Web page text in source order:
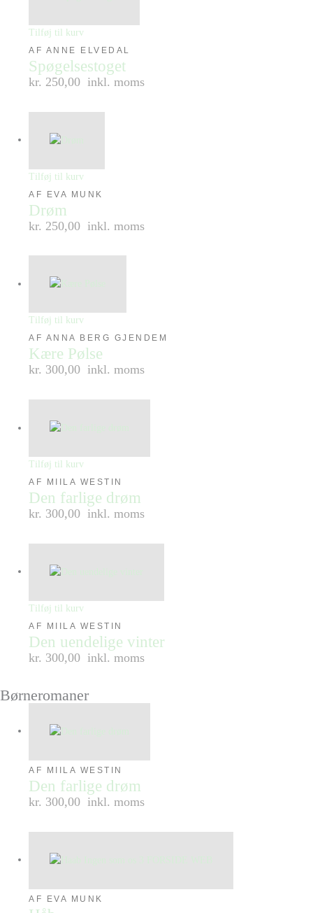
Tilføj til kurv
AF ANNE ELVEDAL
Spøgelsestoget
kr. 250,00 inkl. moms
Tilføj til kurv
AF EVA MUNK
Drøm
kr. 250,00 inkl. moms
Tilføj til kurv
AF ANNA BERG GJENDEM
Kære Pølse
kr. 300,00 inkl. moms
Tilføj til kurv
AF MIILA WESTIN
Den farlige drøm
kr. 300,00 inkl. moms
Tilføj til kurv
AF MIILA WESTIN
Den uendelige vinter
kr. 300,00 inkl. moms
Børneromaner
AF MIILA WESTIN
Den farlige drøm
kr. 300,00 inkl. moms
AF EVA MUNK